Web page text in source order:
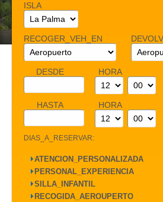
ISLA
RECOGER_VEH_EN
DESDE HORA
HASTA HORA
DIAS_A_RESERVAR:
⏵ATENCION_PERSONALIZADA
⏵ PERSONAL_EXPERIENCIA
⏵SILLA_INFANTIL
⏵ RECOGIDA_AEROUPERTO